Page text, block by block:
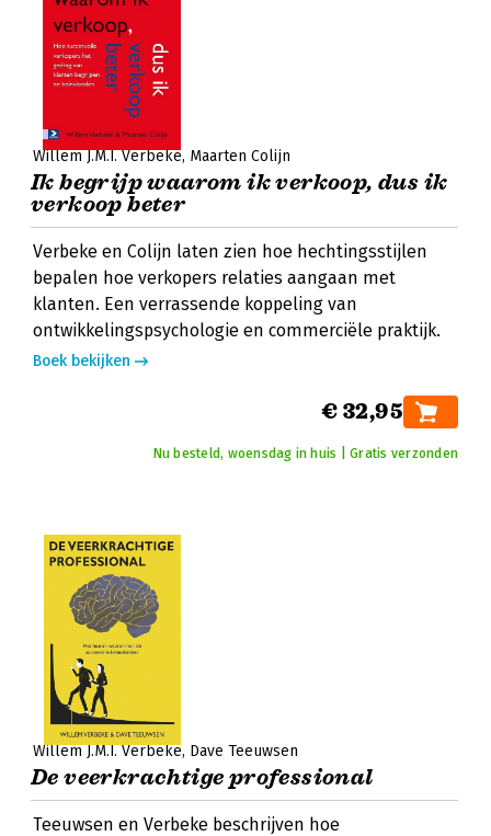
Willem J.M.I. Verbeke Maarten Colijn
Ik begrijp waarom ik verkoop, dus ik
verkoop beter
Verbeke en Colijn laten zien hoe hechtingsstijlen
bepalen hoe verkopers relaties aangaan met
klanten. Een verrassende koppeling van
ontwikkelingspsychologie en commerciële praktijk.
Boek bekijken
€ 32,95
Nu besteld, woensdag in huis | Gratis verzonden
Willem J.M.I. Verbeke Dave Teeuwsen
De veerkrachtige professional
Teeuwsen en Verbeke beschrijven hoe